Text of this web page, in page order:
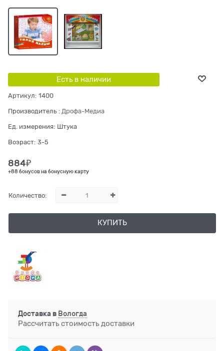
Есть в наличии
Артикул: 1400
Производитель : Дрофа-Медиа
Ед. измерения: Штука
Возраст: 3-5
884₽
+88 бонусов на бонусную карту
Количество:
КУПИТЬ
Доставка в Вологда
Рассчитать стоимость доставки